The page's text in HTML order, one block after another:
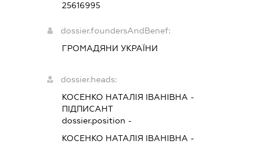
25616995
dossier.foundersAndBenef:
ГРОМАДЯНИ УКРАЇНИ
dossier.heads:
КОСЕНКО НАТАЛІЯ ІВАНІВНА -
ПІДПИСАНТ
dossier.position -
КОСЕНКО НАТАЛІЯ ІВАНІВНА -